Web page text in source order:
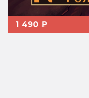
1 490 ₽